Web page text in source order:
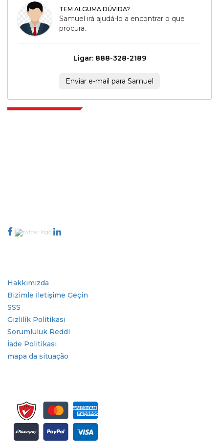
TEM ALGUMA DÚVIDA?
Samuel irá ajudá-lo a encontrar o que
procura.
Ligar: 888-328-2189
Enviar e-mail para Samuel
Hakkımızda
Bizimle İletişime Geçin
SSS
Gizlilik Politikası
Sorumluluk Reddi
İade Politikası
mapa da situação